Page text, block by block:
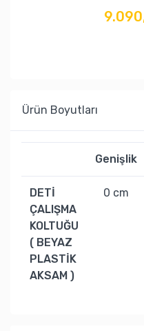
Ürün Boyutları
Genişlik
DETİ
ÇALIŞMA
KOLTUĞU
( BEYAZ
PLASTİK
AKSAM )
0 cm